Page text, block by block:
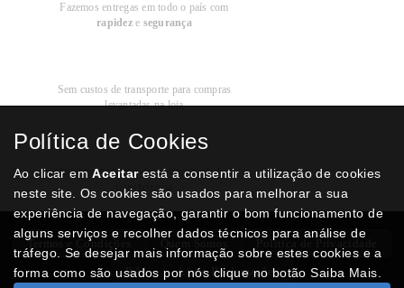
Fazemos entregas em todo o país com
rapideze segurança
Sem custos de transporte para compras
levantadas na loja
Modos dePagamento
Multibanco, cartão de crédito, Paypal ou
transferência
Termos e Condições Politica de Privacidade
RAL Livro Reclamações
Política de Cookies
Ao clicar emAceitarestá a consentir a utilização de cookies
neste site. Os cookies são usados para melhorar a sua
experiência de navegação, garantir o bom funcionamento de
alguns serviços e recolher dados técnicos para análise de
tráfego. Se desejar mais informação sobre estes cookies e a
forma como são usados por nós clique no botão Saiba Mais.